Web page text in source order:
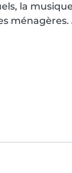
la